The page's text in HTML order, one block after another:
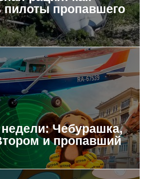
пилоты пропавшего
Чебурашка,
и пропавший